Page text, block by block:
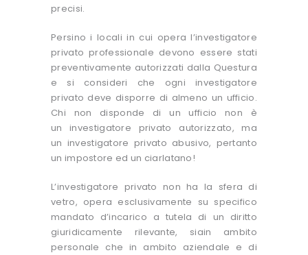
precisi.
Persino i locali in cui opera l’investigatore
privato professionale devono essere stati
preventivamente autorizzati dalla Questura
e si consideri che ogni investigatore
privato deve disporre di almeno un ufficio.
Chi non disponde di un ufficio non è
un investigatore privato autorizzato, ma
un investigatore privato abusivo, pertanto
un impostore ed un ciarlatano!
L’investigatore privato non ha la sfera di
vetro, opera esclusivamente su specifico
mandato d’incarico a tutela di un diritto
giuridicamente rilevante, siain ambito
personale che in ambito aziendale e di